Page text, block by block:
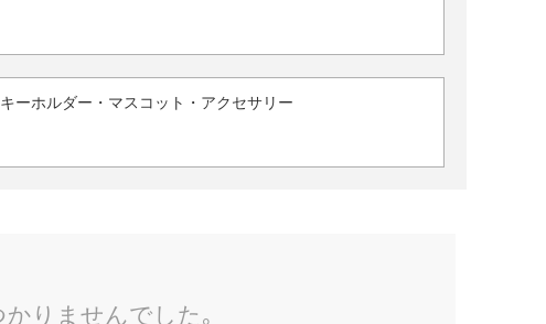
キーホルダー・マスコット・アクセサリー